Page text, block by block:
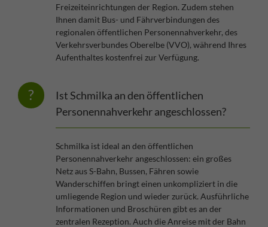
Freizeiteinrichtungen der Region. Zudem stehen
Ihnen damit Bus- und Fährverbindungen des
regionalen öffentlichen Personennahverkehr, des
Verkehrsverbundes Oberelbe (VVO), während Ihres
Aufenthaltes kostenfrei zur Verfügung.
Ist Schmilka an den öffentlichen
Personennahverkehr angeschlossen?
Schmilka ist ideal an den öffentlichen
Personennahverkehr angeschlossen: ein großes
Netz aus S-Bahn, Bussen, Fähren sowie
Wanderschiffen bringt einen unkompliziert in die
umliegende Region und wieder zurück. Ausführliche
Informationen und Broschüren gibt es an der
zentralen Rezeption. Auch die Anreise mit der Bahn